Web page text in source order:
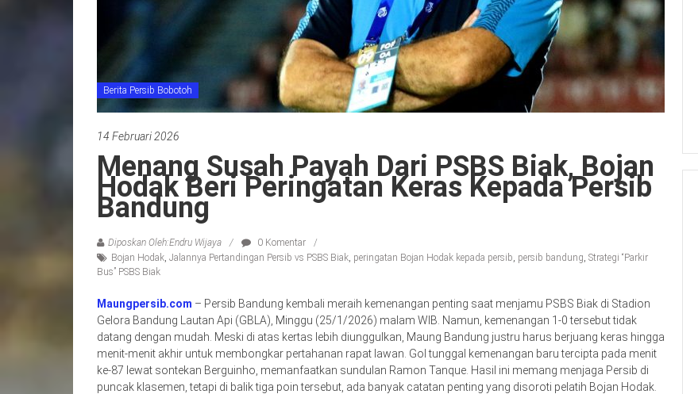
Berita Persib Bobotoh
14 Februari 2026
Menang Susah Payah Dari PSBS Biak, Bojan
Hodak Beri Peringatan Keras Kepada Persib
Bandung
Diposkan Oleh:Endru Wijaya
0 Komentar
Bojan Hodak, Jalannya Pertandingan Persib vs PSBS Biak, peringatan Bojan Hodak kepada persib, persib bandung, Strategi “Parkir
Bus” PSBS Biak
Maungpersib.com – Persib Bandung kembali meraih kemenangan penting saat menjamu PSBS Biak di Stadion
Gelora Bandung Lautan Api (GBLA), Minggu (25/1/2026) malam WIB. Namun, kemenangan 1-0 tersebut tidak
datang dengan mudah. Meski di atas kertas lebih diunggulkan, Maung Bandung justru harus berjuang keras hingga
menit-menit akhir untuk membongkar pertahanan rapat lawan. Gol tunggal kemenangan baru tercipta pada menit
ke-87 lewat sontekan Berguinho, memanfaatkan sundulan Ramon Tanque. Hasil ini memang menjaga Persib di
puncak klasemen, tetapi di balik tiga poin tersebut, ada banyak catatan penting yang disoroti pelatih Bojan Hodak.